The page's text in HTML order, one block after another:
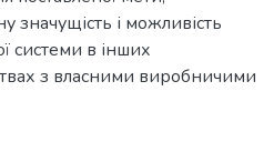
значущість і можливість
системи в інших
з власними виробничими